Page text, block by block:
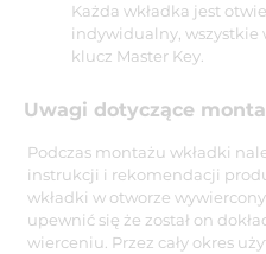
Każda wkładka jest
indywidualny, wszystkie
klucz Master Key.
Uwagi dotyczące
Podczas montażu wkładki
instrukcji i rekomendacji
wkładki w otworze
upewnić się że został on
wierceniu. Przez cały okres